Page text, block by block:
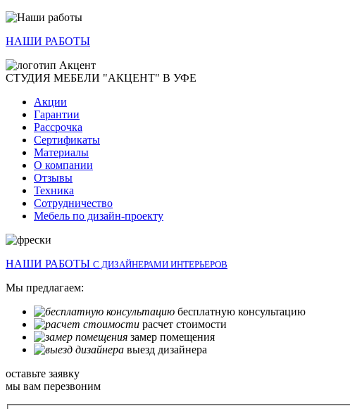
НАШИ РАБОТЫ
СТУДИЯ МЕБЕЛИ "АКЦЕНТ" В УФЕ
Акции
Гарантии
Рассрочка
Сертификаты
Материалы
О компании
Отзывы
Техника
Сотрудничество
Мебель по дизайн-проекту
НАШИ РАБОТЫ С ДИЗАЙНЕРАМИ ИНТЕРЬЕРОВ
Мы предлагаем:
бесплатную консультацию
расчет стоимости
замер помещения
выезд дизайнера
оставьте заявку
мы вам перезвоним